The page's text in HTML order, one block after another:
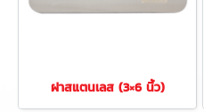
ฝาสแตนเลส (3×6 นิ้ว)